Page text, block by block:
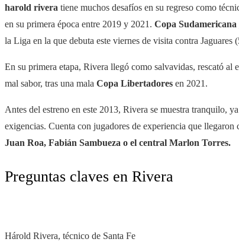
harold rivera tiene muchos desafíos en su regreso como
en su primera época entre 2019 y 2021. Copa Sudamericana
la Liga en la que debuta este viernes de visita contra
En su primera etapa, Rivera llegó como salvavidas, rescató al
mal sabor, tras una mala Copa Libertadores en 2021.
Antes del estreno en este 2013, Rivera se muestra tranquilo,
exigencias. Cuenta con jugadores de experiencia que llegaron
Juan Roa, Fabián Sambueza o el central Marlon Torres.
Preguntas claves en Rivera
Hárold Rivera, técnico de Santa Fe